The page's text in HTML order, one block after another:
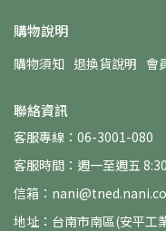
購物說明
購物須知 退換貨說明 會
聯絡資訊
客服專線：06-3001-080
客服時間：週一至週五
信箱：
地址：台南市南區(安平工